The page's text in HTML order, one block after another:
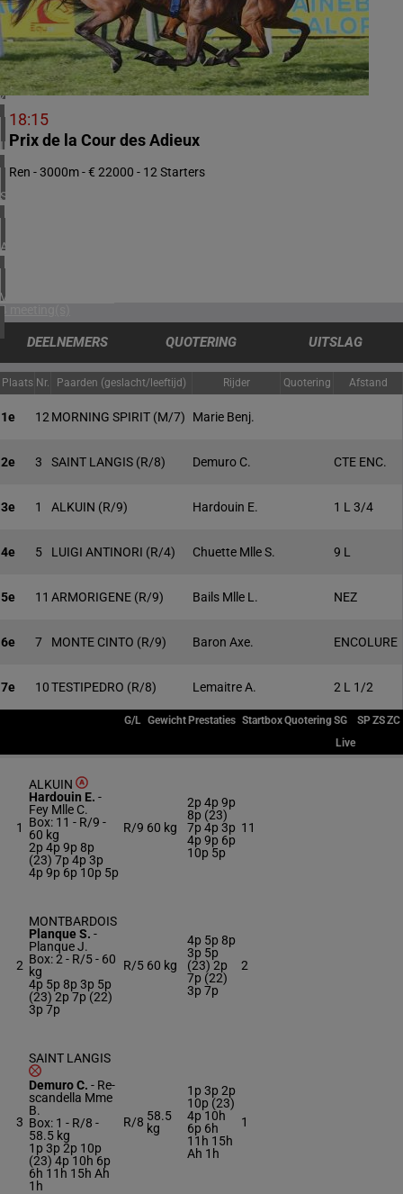
5 meeting(s)
ZWEDEN
2 meeting(s)
ZUID-AFRIKA
2 meeting(s)
IERLAND
1 meeting(s)
SPANJE
1 meeting(s)
ARGENTINIË
1 meeting(s)
VERENIGDE STATEN
4 meeting(s)
18:15
Prix de la Cour des Adieux
Ren - 3000m - € 22000 - 12 Starters
DEELNEMERS QUOTERING UITSLAG
Plaats Nr. Paarden (geslacht/leeftijd) Rijder Quotering Afstand
1e 12 MORNING SPIRIT (M/7) Marie Benj.
2e 3 SAINT LANGIS (R/8) Demuro C. CTE ENC.
3e 1 ALKUIN (R/9) Hardouin E. 1 L 3/4
4e 5 LUIGI ANTINORI (R/4) Chuette Mlle S. 9 L
5e 11 ARMORIGENE (R/9) Bails Mlle L. NEZ
6e 7 MONTE CINTO (R/9) Baron Axe. ENCOLURE
7e 10TESTIPEDRO (R/8) Lemaitre A. 2 L 1/2
G/L Gewicht Prestaties StartboxQuoteringSG SPZSZC
Live
1
ALKUIN
Hardouin E. -
Fey Mlle C.
Box: 11 - R/9 -
60 kg
2p 4p 9p 8p
(23) 7p 4p 3p
4p 9p 6p 10p 5p
R/9 60 kg
2p 4p 9p
8p (23)
7p 4p 3p
4p 9p 6p
10p 5p
11
2
MONTBARDOIS
Planque S. -
Planque J.
Box: 2 - R/5 - 60
kg
4p 5p 8p 3p 5p
(23) 2p 7p (22)
3p 7p
R/5 60 kg
4p 5p 8p
3p 5p
(23) 2p
7p (22)
3p 7p
2
3
SAINT LANGIS
Demuro C. - Re-
scandella Mme
B.
Box: 1 - R/8 -
58.5 kg
1p 3p 2p 10p
(23) 4p 10h 6p
6h 11h 15h Ah
1h
R/8 58.5
kg
1p 3p 2p
10p (23)
4p 10h
6p 6h
11h 15h
Ah 1h
1